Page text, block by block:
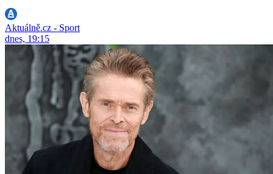
Aktuálně.cz - Sport
dnes, 19:15